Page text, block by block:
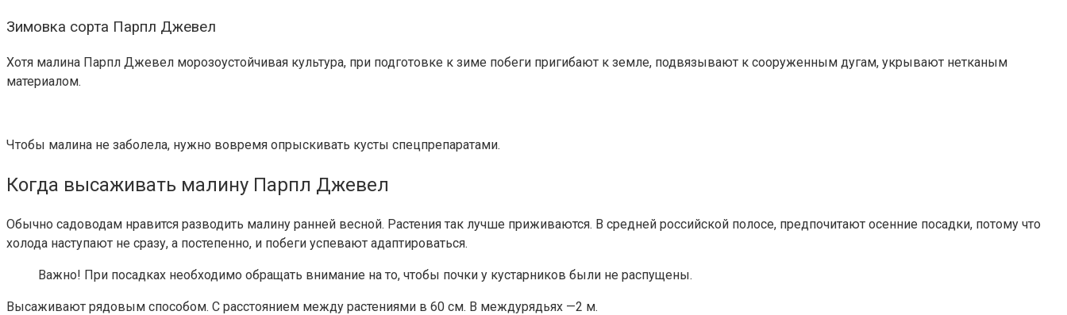
Зимовка сорта Парпл Джевел
Хотя малина Парпл Джевел морозоустойчивая культура, при подготовке к зиме побеги пригибают к земле, подвязывают к сооруженным дугам, укрывают нетканым
материалом.
Чтобы малина не заболела, нужно вовремя опрыскивать кусты спецпрепаратами.
Когда высаживать малину Парпл Джевел
Обычно садоводам нравится разводить малину ранней весной. Растения так лучше приживаются. В средней российской полосе, предпочитают осенние посадки, потому что
холода наступают не сразу, а постепенно, и побеги успевают адаптироваться.
Важно! При посадках необходимо обращать внимание на то, чтобы почки у кустарников были не распущены.
Высаживают рядовым способом. С расстоянием между растениями в 60 см. В междурядьях —2 м.